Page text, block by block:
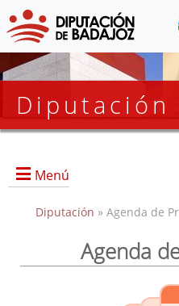
Diputación
Menú
Presidencia
Diputación » Agenda de
Agenda